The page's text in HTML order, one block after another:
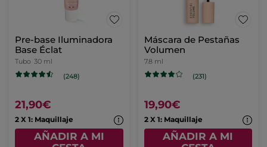
Pre-base Iluminadora
Base Éclat
Tubo 30 ml
(248)
21,90€
2 X 1: Maquillaje
AÑADIR A MI
Máscara de Pestañas
Volumen
7.8 ml
(231)
19,90€
2 X 1: Maquillaje
AÑADIR A MI